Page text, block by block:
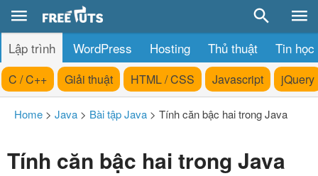
Lập trình WordPress Hosting Thủ thuật Tin học
C / C++ Giải thuật HTML / CSS Javascript jQuery
Home > Java > Bài tập Java > Tính căn bậc hai trong Java
Tính căn bậc hai trong Java